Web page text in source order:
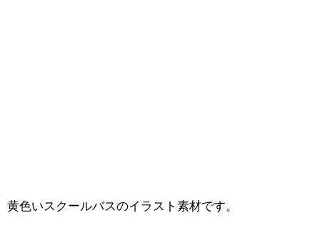
黄色いスクールバスのイラスト素材です。